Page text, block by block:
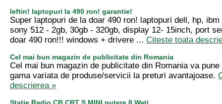
Ieftin! laptopuri la 490 ron! garantie!
Super laptopuri de la doar 490 ron! laptopuri dell, hp,
sony 512 - 2gb, 30gb - 320gb, display 12- 15inch, port
doar 490 ron!!! windows + drivere ... Citeste toata
Cel mai bun magazin de publicitate din Romania
Cel mai bun magazin de publicitate din Romania va
gama variata de produse/servicii la preturi avantajoase.
descrierea »